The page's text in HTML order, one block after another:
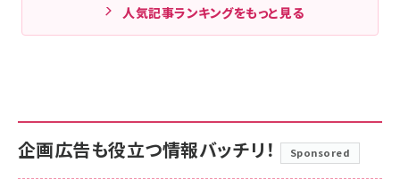
人気記事ランキングをもっと見る
企画広告も役立つ情報バッチリ！ Sponsored